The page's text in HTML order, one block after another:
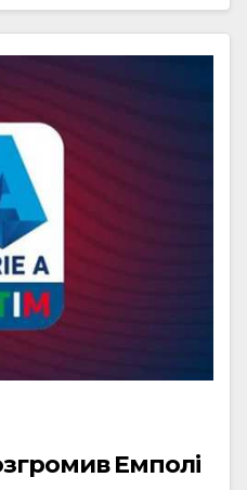
Емполі